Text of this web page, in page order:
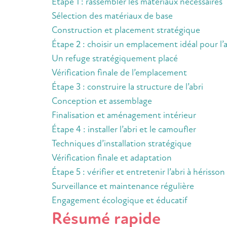
Sélection des matériaux de base
Construction et placement stratégique
Étape 2 : choisir un emplacement idéal pour
Un refuge stratégiquement placé
Vérification finale de l’emplacement
Étape 3 : construire la structure de l’abri
Conception et assemblage
Finalisation et aménagement intérieur
Étape 4 : installer l’abri et le camoufler
Techniques d’installation stratégique
Vérification finale et adaptation
Étape 5 : vérifier et entretenir l’abri à hérisson
Surveillance et maintenance régulière
Engagement écologique et éducatif
Résumé rapide